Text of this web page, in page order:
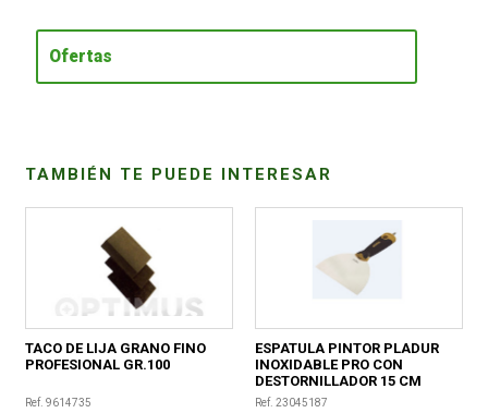
Ofertas
TAMBIÉN TE PUEDE INTERESAR
TACO DE LIJA GRANO FINO
PROFESIONAL GR.100
Ref. 9614735
ESPATULA PINTOR PLADUR
INOXIDABLE PRO CON
DESTORNILLADOR 15 CM
Ref. 23045187